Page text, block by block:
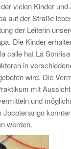
vielen Kinder
auf der Straße
der Leiterin
Die Kinder
calle hat La
in
wird. Die
mit
und
werden.